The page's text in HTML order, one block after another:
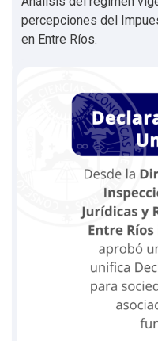
percepciones del
en Entre Ríos.